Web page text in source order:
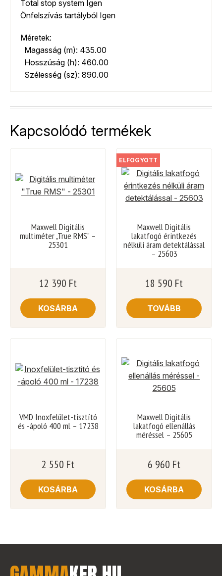
Total stop system Igen
Önfelszívás tartályból Igen
Méretek:
Magasság (m): 435.00
Hosszúság (h): 460.00
Szélesség (sz): 890.00
Kapcsolódó termékek
Maxwell Digitális
multiméter „True RMS” –
25301
12 390 Ft
KOSÁRBA
ELFOGYOTT
Maxwell Digitális
lakatfogó érintkezés
nélküli áram detektálással
– 25603
18 590 Ft
TOVÁBB
VMD Inoxfelület-tisztító
és -ápoló 400 ml – 17238
2 550 Ft
KOSÁRBA
Maxwell Digitális
lakatfogó ellenállás
méréssel – 25605
6 960 Ft
KOSÁRBA